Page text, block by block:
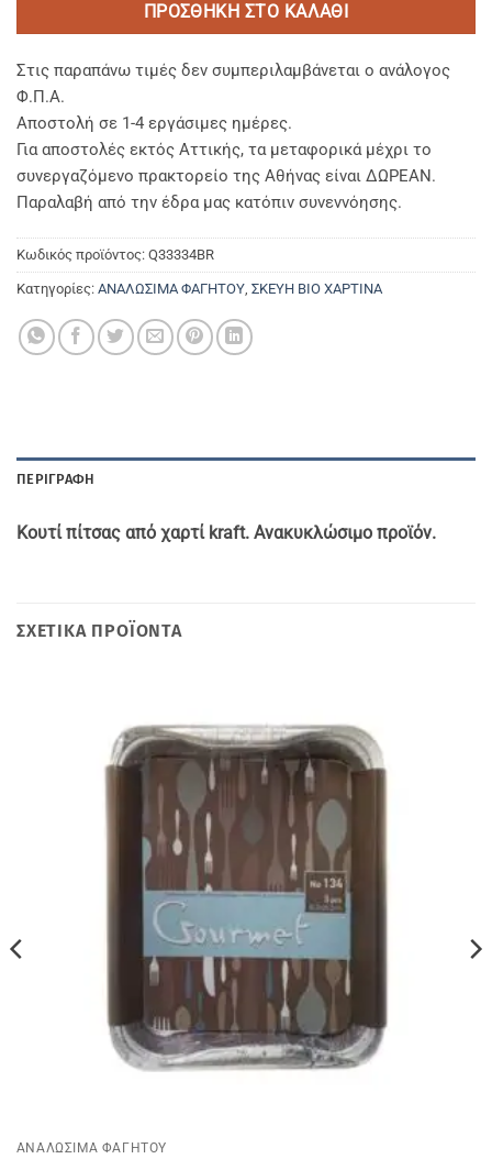
ΠΡΟΣΘΉΚΗ ΣΤΟ ΚΑΛΆΘΙ
Στις παραπάνω τιμές δεν συμπεριλαμβάνεται ο ανάλογος
Φ.Π.Α.
Αποστολή σε 1-4 εργάσιμες ημέρες.
Για αποστολές εκτός Αττικής, τα μεταφορικά μέχρι το
συνεργαζόμενο πρακτορείο της Αθήνας είναι ΔΩΡΕΑΝ.
Παραλαβή από την έδρα μας κατόπιν συνεννόησης.
Κωδικός προϊόντος: Q33334BR
Κατηγορίες: ΑΝΑΛΩΣΙΜΑ ΦΑΓΗΤΟΥ ΣΚΕΥΗ ΒΙΟ ΧΑΡΤΙΝΑ
ΠΕΡΙΓΡΑΦΉ
Κουτί πίτσας από χαρτί kraft. Ανακυκλώσιμο προϊόν.
ΣΧΕΤΙΚΆ ΠΡΟΪΌΝΤΑ
ΑΝΑΛΩΣΙΜΑ ΦΑΓΗΤΟΥ